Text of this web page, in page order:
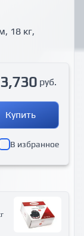
18 кг,
3,730 руб.
Купить
В избранное